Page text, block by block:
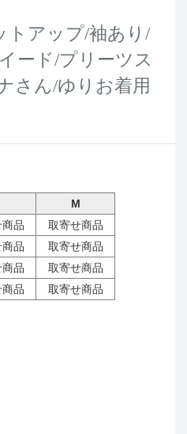
トアップ/袖あり/
ード/プリーツス
さん/ゆりお着用
M
品
取寄せ商品
品
取寄せ商品
品
取寄せ商品
品
取寄せ商品